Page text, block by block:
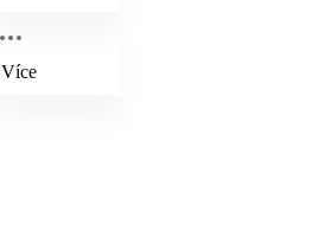
Více